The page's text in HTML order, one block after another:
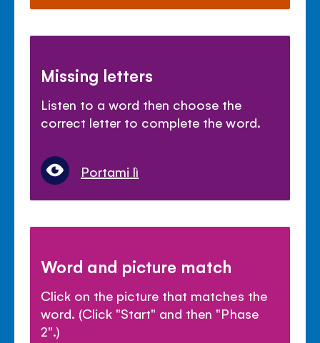
Missing letters
Listen to a word then choose the
correct letter to complete the word.
Portami lì
Word and picture match
Click on the picture that matches the
word. (Click "Start" and then "Phase
2".)